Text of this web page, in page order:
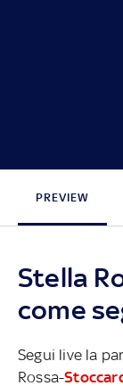
PREVIEW
Stella
come
Segui live la
Rossa-